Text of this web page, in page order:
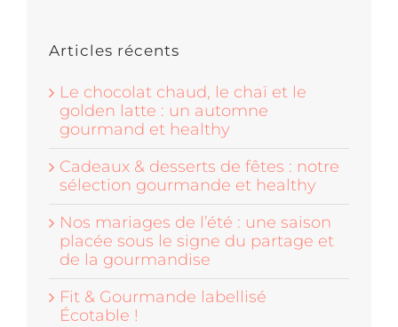
Articles récents
Le chocolat chaud, le chaï et le
golden latte : un automne
gourmand et healthy
Cadeaux & desserts de fêtes : notre
sélection gourmande et healthy
Nos mariages de l’été : une saison
placée sous le signe du partage et
de la gourmandise
Fit & Gourmande labellisé
Écotable !